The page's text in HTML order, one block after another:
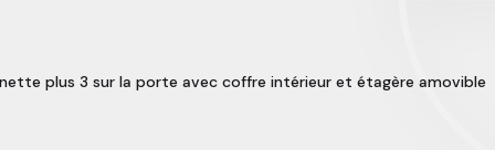
lunette plus 3 sur la porte avec coffre intérieur et étagère amovible